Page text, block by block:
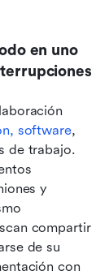
en uno
software,
de trabajo.
y
compartir
de su
con